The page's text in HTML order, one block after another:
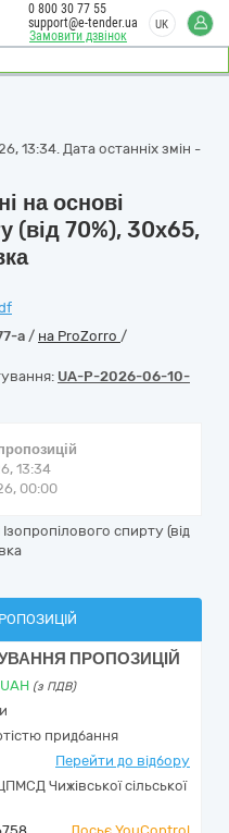
Замовити дзвінок
0 800 30 77 55
support@e-tender.ua
UK
13:34. Дата останніх змін -
на основі
(від 70%), 30х65,
a / на ProZorro /
UA-P-2026-06-10-
13:34
00:00
спирту (від
ПРОПОЗИЦІЙ
UAH (з ПДВ)
придбання
Перейти до відбору
Чижівської сільської